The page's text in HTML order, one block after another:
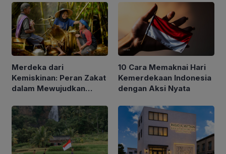
Kehidupan Sehari-hari
Merdeka dari
Kemiskinan: Peran Zakat
dalam Mewujudkan
Sejahtera
10 Cara Memaknai Hari
Kemerdekaan Indonesia
dengan Aksi Nyata